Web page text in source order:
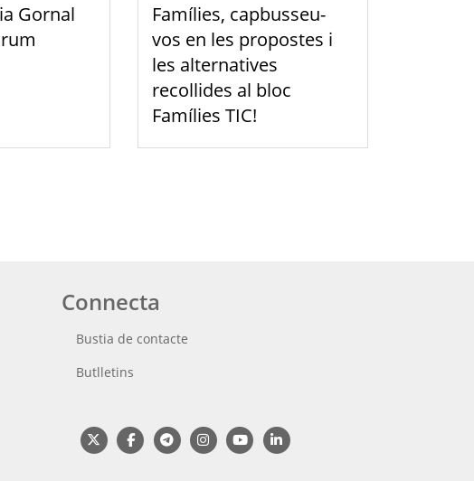
Gornal
Famílies, capbusseu-
vos en les propostes i
les alternatives
recollides al bloc
Famílies TIC!
Connecta
Bustia de contacte
Butlletins